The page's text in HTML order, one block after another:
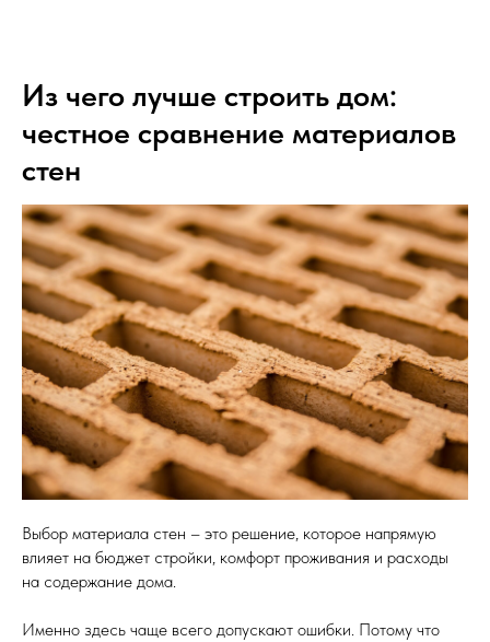
Из чего лучше строить дом:
честное сравнение материалов
стен
Выбор материала стен – это решение, которое напрямую
влияет на бюджет стройки, комфорт проживания и расходы
на содержание дома.
Именно здесь чаще всего допускают ошибки. Потому что